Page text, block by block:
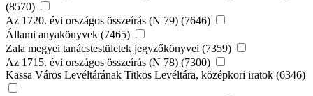
(8570)
Az 1720. évi országos összeírás (N 79) (7646)
Állami anyakönyvek (7465)
Zala megyei tanácstestületek jegyzőkönyvei (7359)
Az 1715. évi országos összeírás (N 78) (7300)
Kassa Város Levéltárának Titkos Levéltára, középkori iratok (6346)